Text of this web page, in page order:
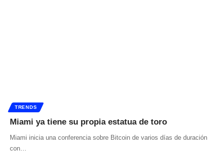
TRENDS
Miami ya tiene su propia estatua de toro
Miami inicia una conferencia sobre Bitcoin de varios días de duración
con…